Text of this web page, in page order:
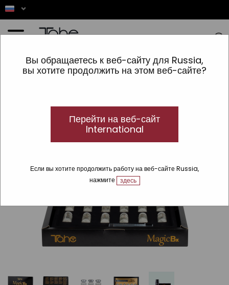
Вы обращаетесь к веб-сайту для Russia,
вы хотите продолжить на этом веб-сайте?
Перейти на веб-сайт
International
Если вы хотите продолжить работу на веб-сайте Russia,
нажмите
здесь
ВОЛОСЫ »Tratamientos especiales Reparación total »Отличные волосы
Наполнитель для волос